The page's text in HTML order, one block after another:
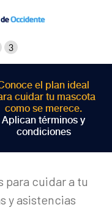
el plan ideal
cuidar tu mascota
como se merece.
Aplican términos y
condiciones
para cuidar a tu
y asistencias